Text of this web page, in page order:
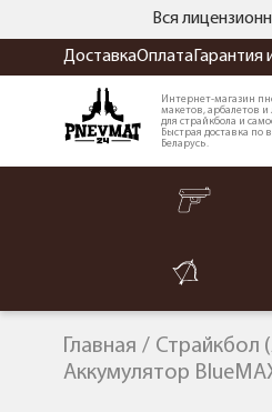
Вся
ДоставкаОплата Гарантия
Интернет-магазин
макетов, арбалетов и
для страйкбола и
Быстрая доставка по
Беларусь.
Главная Страйкбол
Аккумулятор